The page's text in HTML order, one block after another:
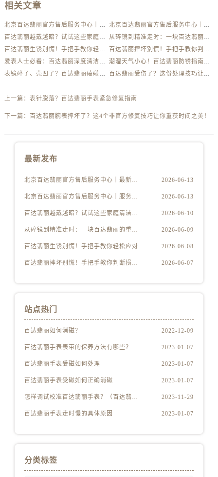
相关文章
北京百达翡丽官方售后服务中心｜最新电话及地址权威信息公示（2026年6月最新）
北京百达翡丽官方售后服务中心｜服务热线及办公地址权威信息公示（2026年6月最新）
百达翡丽越戴越暗？试试这些家庭清洁妙招
从碎镜到精准走时：一块百达翡丽的重生之路
百达翡丽生锈别慌！手把手教你轻松应对
百达翡丽摔坏别慌！手把手教你判断损伤程度
爱表人士必看：百达翡丽深度清洁与日常养护全解析
潮湿天气小心！百达翡丽防锈指南助你安心佩戴
表镜碎了、壳凹了？百达翡丽磕碰急救指南来了
百达翡丽受伤了？这份处理技巧让你省下大几千
上一篇： 表针脱落？百达翡丽手表紧急修复指南
下一篇： 百达翡丽腕表摔坏了？这4个非官方修复技巧让你重获时间之美！
最新发布
北京百达翡丽官方售后服务中心｜最新电话及地址权威信息公示（2026年6月最新） 2026-06-13
北京百达翡丽官方售后服务中心｜服务热线及办公地址权威信息公示（2026年6月最新） 2026-06-13
百达翡丽越戴越暗？试试这些家庭清洁妙招 2026-06-10
从碎镜到精准走时：一块百达翡丽的重生之路 2026-06-09
百达翡丽生锈别慌！手把手教你轻松应对 2026-06-08
百达翡丽摔坏别慌！手把手教你判断损伤程度 2026-06-07
站点热门
百达翡丽如何消磁？ 2022-12-09
百达翡丽手表表带的保养方法有哪些？ 2023-01-07
百达翡丽手表受磁如何处理 2023-01-07
百达翡丽手表受磁如何正确消磁 2023-01-07
怎样调试校准百达翡丽手表？（百达翡丽手表的调试校准方法） 2023-11-29
百达翡丽手表走时慢的具体原因 2023-01-07
分类标签